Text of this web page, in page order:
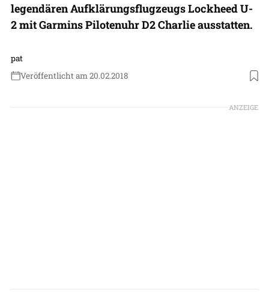
legendären Aufklärungsflugzeugs Lockheed U-
2 mit Garmins Pilotenuhr D2 Charlie ausstatten.
pat
Veröffentlicht am 20.02.2018
ANZEIGE